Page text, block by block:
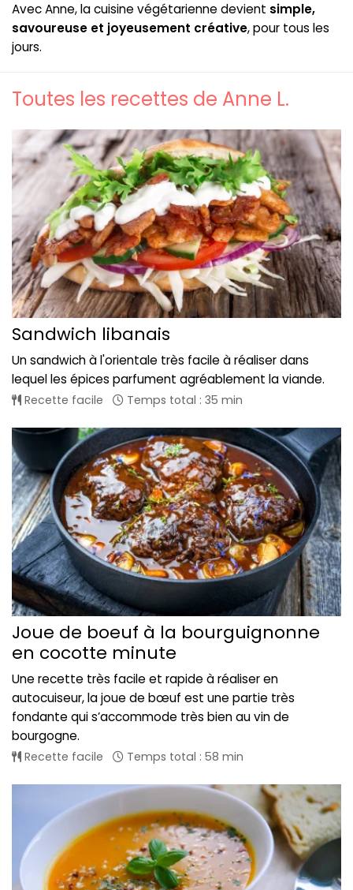
Avec Anne, la cuisine végétarienne devient simple,
savoureuse et joyeusement créative, pour tous les
jours.
Toutes les recettes de Anne L.
Sandwich libanais
Un sandwich à l'orientale très facile à réaliser dans
lequel les épices parfument agréablement la viande.
Recette facile Temps total : 35 min
Joue de boeuf à la bourguignonne
en cocotte minute
Une recette très facile et rapide à réaliser en
autocuiseur, la joue de bœuf est une partie très
fondante qui s’accommode très bien au vin de
bourgogne.
Recette facile Temps total : 58 min